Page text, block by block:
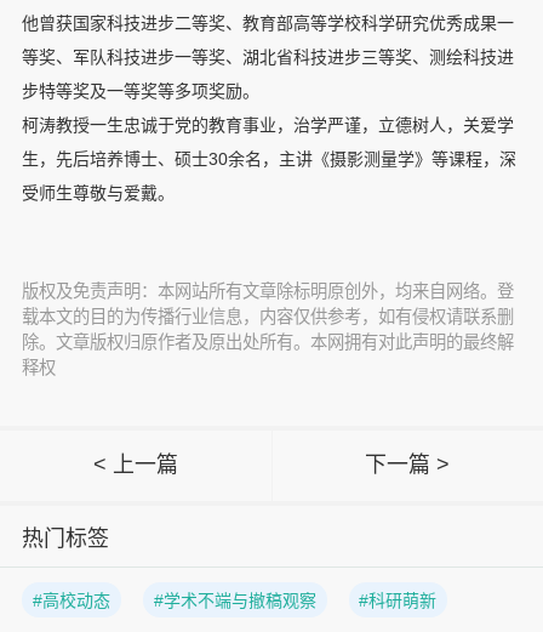
他曾获国家科技进步二等奖、教育部高等学校科学研究优秀成果一
等奖、军队科技进步一等奖、湖北省科技进步三等奖、测绘科技进
步特等奖及一等奖等多项奖励。
柯涛教授一生忠诚于党的教育事业，治学严谨，立德树人，关爱学
生，先后培养博士、硕士30余名，主讲《摄影测量学》等课程，深
受师生尊敬与爱戴。
版权及免责声明：本网站所有文章除标明原创外，均来自网络。登
载本文的目的为传播行业信息，内容仅供参考，如有侵权请联系删
除。文章版权归原作者及原出处所有。本网拥有对此声明的最终解
释权
< 上一篇 下一篇 >
热门标签
#高校动态 #学术不端与撤稿观察 #科研萌新